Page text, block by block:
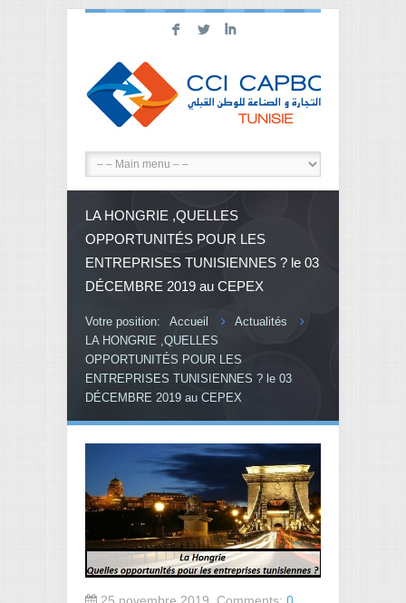
F L I
LA HONGRIE ,QUELLES
OPPORTUNITÉS POUR LES
ENTREPRISES TUNISIENNES ? le 03
DÉCEMBRE 2019 au CEPEX
Votre position: Accueil
Actualités
LA HONGRIE ,QUELLES
OPPORTUNITÉS POUR LES
ENTREPRISES TUNISIENNES ? le 03
DÉCEMBRE 2019 au CEPEX
25 novembre 2019, Comments: 0